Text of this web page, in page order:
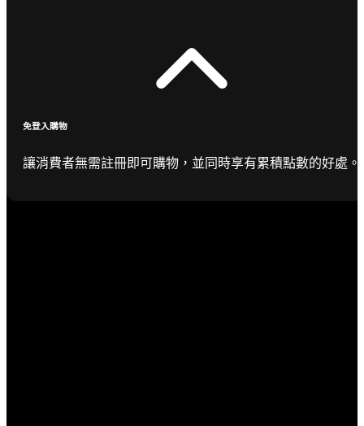
免登入購物
讓消費者無需註冊即可購物，並同時享有累積點數的好處。